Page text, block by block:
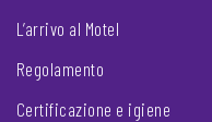
L’arrivo al Motel
Regolamento
Certificazione e igiene